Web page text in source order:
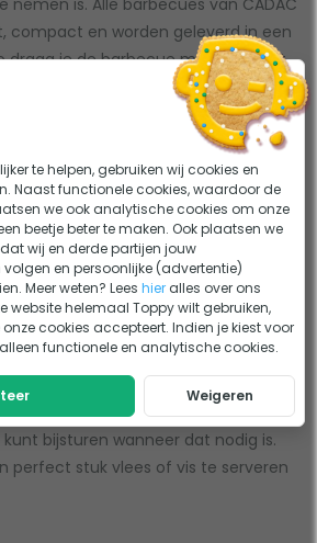
compact en worden geleverd in een
draag je de barbecue makkelijk met
ook tijdens een dagje naar het
je een klein, tafelmodel camping
CADAC Citi Chef 40en
ontsteking en nauwkeurige
van CADAC is dat je binnen
vlees, vis of groente kunt bereiden.
voorzien van een automatische
snel op temperatuur. Met de
houd je de temperatuur goed
bijsturen wanneer dat nodig is.
perfect stuk vlees of vis te serveren
te helpen, gebruiken wij cookies en
Naast functionele cookies, waardoor de
we ook analytische cookies om onze
beetje beter te maken. Ook plaatsen we
wij en derde partijen jouw
en persoonlijke (advertentie)
Meer weten? Leeshier alles over ons
website helemaal Toppy wilt gebruiken,
cookies accepteert. Indien je kiest voor
functionele en analytische cookies.
Weigeren